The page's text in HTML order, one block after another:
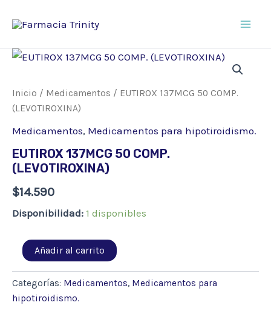
Inicio / Medicamentos / EUTIROX 137MCG 50 COMP.
(LEVOTIROXINA)
Medicamentos, Medicamentos para hipotiroidismo.
EUTIROX 137MCG 50 COMP.
(LEVOTIROXINA)
$14.590
Disponibilidad: 1 disponibles
EUTIROX
137MCG
50
COMP.
(LEVOTIROXINA)
cantidad
Añadir al carrito
Categorías: Medicamentos, Medicamentos para
hipotiroidismo.